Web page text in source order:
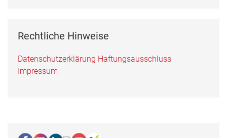
Rechtliche Hinweise
Datenschutzerklärung Haftungsausschluss
Impressum